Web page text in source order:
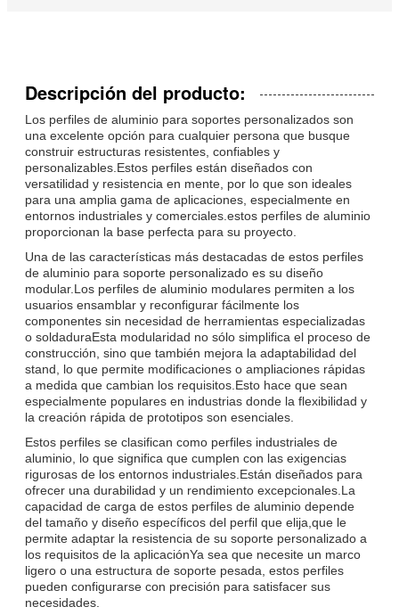
Descripción del producto:
Los perfiles de aluminio para soportes personalizados son
una excelente opción para cualquier persona que busque
construir estructuras resistentes, confiables y
personalizables.Estos perfiles están diseñados con
versatilidad y resistencia en mente, por lo que son ideales
para una amplia gama de aplicaciones, especialmente en
entornos industriales y comerciales.estos perfiles de aluminio
proporcionan la base perfecta para su proyecto.
Una de las características más destacadas de estos perfiles
de aluminio para soporte personalizado es su diseño
modular.Los perfiles de aluminio modulares permiten a los
usuarios ensamblar y reconfigurar fácilmente los
componentes sin necesidad de herramientas especializadas
o soldaduraEsta modularidad no sólo simplifica el proceso de
construcción, sino que también mejora la adaptabilidad del
stand, lo que permite modificaciones o ampliaciones rápidas
a medida que cambian los requisitos.Esto hace que sean
especialmente populares en industrias donde la flexibilidad y
la creación rápida de prototipos son esenciales.
Estos perfiles se clasifican como perfiles industriales de
aluminio, lo que significa que cumplen con las exigencias
rigurosas de los entornos industriales.Están diseñados para
ofrecer una durabilidad y un rendimiento excepcionales.La
capacidad de carga de estos perfiles de aluminio depende
del tamaño y diseño específicos del perfil que elija,que le
permite adaptar la resistencia de su soporte personalizado a
los requisitos de la aplicaciónYa sea que necesite un marco
ligero o una estructura de soporte pesada, estos perfiles
pueden configurarse con precisión para satisfacer sus
necesidades.